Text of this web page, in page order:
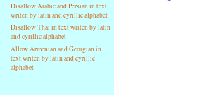
Disallow Arabic and Persian in text
writen by latin and cyrillic alphabet
Disallow Thai in text writen by latin
and cyrillic alphabet
Allow Armenian and Georgian in
text writen by latin and cyrillic
alphabet